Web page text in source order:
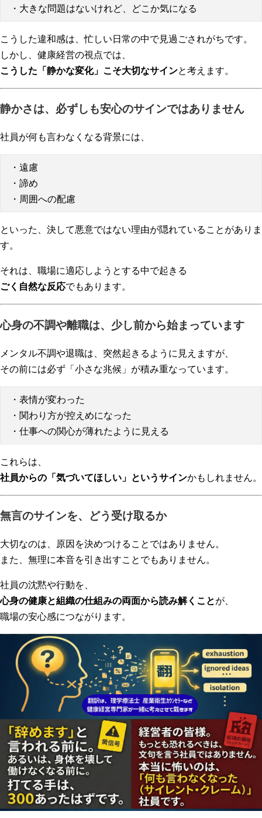
・大きな問題はないけれど、どこか気になる
こうした違和感は、忙しい日常の中で見過ごされがちです。
しかし、健康経営の視点では、
こうした「静かな変化」こそ大切なサインと考えます。
静かさは、必ずしも安心のサインではありません
社員が何も言わなくなる背景には、
・遠慮
・諦め
・周囲への配慮
といった、決して悪意ではない理由が隠れていることがありま
す。
それは、職場に適応しようとする中で起きる
ごく自然な反応でもあります。
心身の不調や離職は、少し前から始まっています
メンタル不調や退職は、突然起きるように見えますが、
その前には必ず「小さな兆候」が積み重なっています。
・表情が変わった
・関わり方が控えめになった
・仕事への関心が薄れたように見える
これらは、
社員からの「気づいてほしい」というサインかもしれません。
無言のサインを、どう受け取るか
大切なのは、原因を決めつけることではありません。
また、無理に本音を引き出すことでもありません。
社員の沈黙や行動を、
心身の健康と組織の仕組みの両面から読み解くことが、
職場の安心感につながります。